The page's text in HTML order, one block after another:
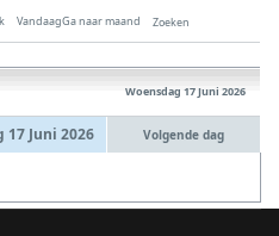
VandaagGa naar maand Zoeken
Woensdag 17 Juni 2026
17 Juni 2026 Volgende dag